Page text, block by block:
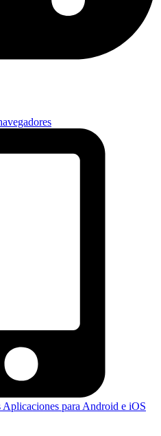
Aplicaciones para Android e iOS